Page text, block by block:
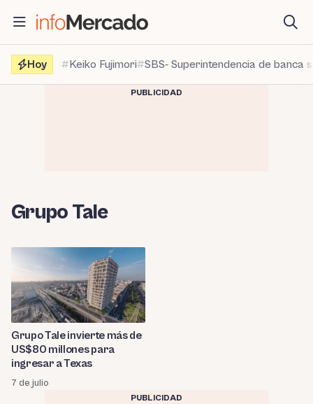
contenido
Hoy
Keiko Fujimori SBS- Superintendencia de banca
PUBLICIDAD
Grupo Tale
Grupo Tale invierte más de
US$80 millones para
ingresar a Texas
7 de julio
PUBLICIDAD